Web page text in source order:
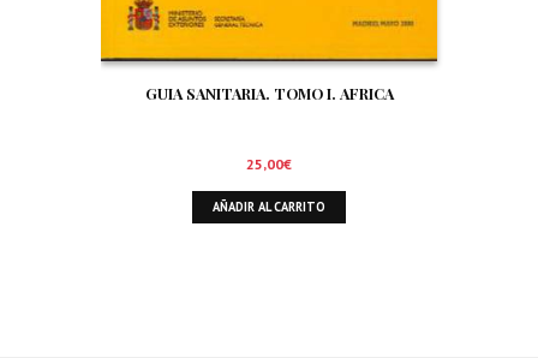
GUIA SANITARIA. TOMO I. AFRICA
25,00€
AÑADIR AL CARRITO